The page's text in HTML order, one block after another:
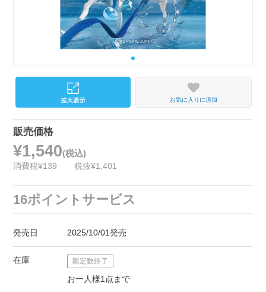
お気に入りに追加
販売価格
¥1,540(税込)
消費税¥139 税抜¥1,401
16ポイントサービス
発売日 2025/10/01発売
在庫 限定数終了
お一人様1点まで